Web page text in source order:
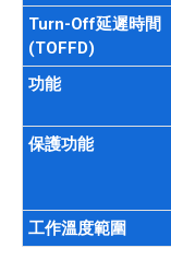
Turn-Off延遲時間
(TOFFD)
功能
保護功能
工作溫度範圍